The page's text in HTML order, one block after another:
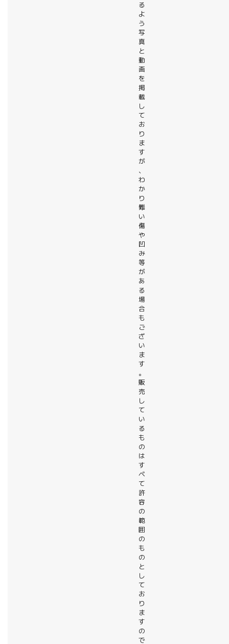
る
よ
う
写
真
と
動
画
を
掲
載
し
て
お
り
ま
す
が
、
わ
か
り
難
い
傷
や
凹
み
等
が
あ
る
場
合
も
ご
ざ
い
ま
す
。
販
売
し
て
い
る
も
の
は
す
べ
て
許
容
の
範
囲
の
も
の
と
し
て
お
り
ま
す
の
で